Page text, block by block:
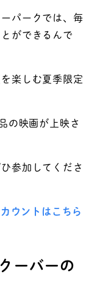
パークでは、毎
ができるんで
楽しむ夏季限定
の映画が上映さ
参加してくださ
ウントはこちら
ーバーの